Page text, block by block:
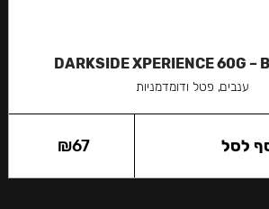
DARKSIDE XPERIENCE 60G –
ענבים, פטל ודומדמניות
₪67 לסל